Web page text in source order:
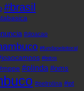
#brasil
#doacao
#fundaoeleitoral
#leitos
#olinda #oms
#petrolina #pt